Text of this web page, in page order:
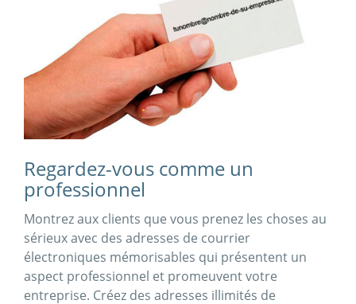
Regardez-vous comme un
professionnel
Montrez aux clients que vous prenez les choses au
sérieux avec des adresses de courrier
électroniques mémorisables qui présentent un
aspect professionnel et promeuvent votre
entreprise. Créez des adresses illimités de